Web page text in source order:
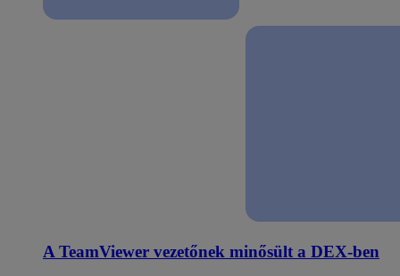
A TeamViewer vezetőnek minősült a DEX-ben